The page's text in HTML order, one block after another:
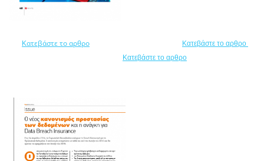
Κατεβάστε το αρθρο
Κατεβάστε το αρθρο
Κατεβάστε το αρθρο